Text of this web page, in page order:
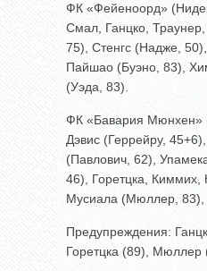
ФК «Фейеноорд»
Смал, Ганцко,
75), Стенгс (Надже,
Пайшао (Буэно, 83),
(Уэда, 83).
ФК «Бавария Мюнхен»
Дэвис (Геррейру,
(Павлович, 62),
46), Горетцка, Киммих,
Мусиала (Мюллер, 83),
Предупреждения:
Горетцка (89), Мюллер